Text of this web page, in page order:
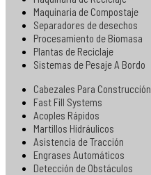
Maquinaria de Compostaje
Separadores de desechos
Procesamiento de Biomasa
Plantas de Reciclaje
Sistemas de Pesaje A Bordo
Cabezales Para Construcción
Fast Fill Systems
Acoples Rápidos
Martillos Hidráulicos
Asistencia de Tracción
Engrases Automáticos
Detección de Obstáculos